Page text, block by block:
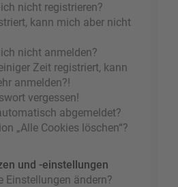
nicht registrieren?
kann mich aber nicht
nicht anmelden?
Zeit registriert, kann
anmelden?!
vergessen!
abgemeldet?
„Alle Cookies löschen“?
und -einstellungen
Einstellungen ändern?